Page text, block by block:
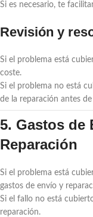
Si es necesario, te
Revisión y
Si el problema está
coste.
Si el problema no está
de la reparación antes
5. Gastos de
Reparación
Si el problema está
gastos de envío y
Si el fallo no está
reparación.